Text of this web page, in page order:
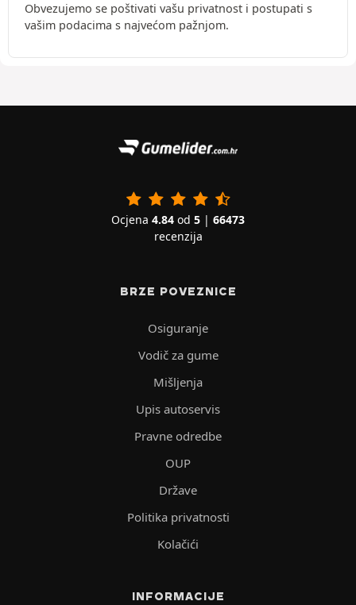
Obvezujemo se poštivati vašu privatnost i postupati s
vašim podacima s najvećom pažnjom.
Ocjena 4.84 od 5 | 66473
recenzija
BRZE POVEZNICE
Osiguranje
Vodič za gume
Mišljenja
Upis autoservis
Pravne odredbe
OUP
Države
Politika privatnosti
Kolačići
INFORMACIJE